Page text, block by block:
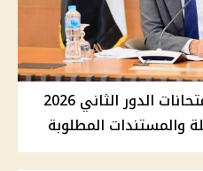
التعليم تحدد فئات دخول امتحانات الدور الثاني 2026
والمستندات المطلوبة